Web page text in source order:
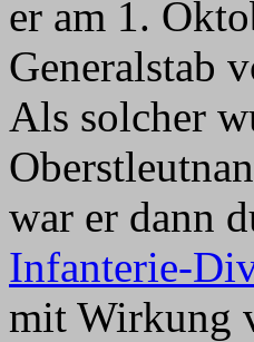
er am 1.
Generalstab
Als solcher
war er dann
Infanterie-
mit Wirkung